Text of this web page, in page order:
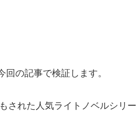
の記事で検証します。
された人気ライトノベルシリー